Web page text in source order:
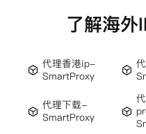
了解海外
代理香港ip-
SmartProxy
代理下载-
SmartProxy